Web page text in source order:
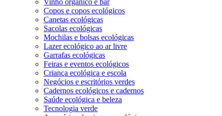
Copos e copos ecológicos
Canetas ecológicas
Sacolas ecológicas
Mochilas e bolsas ecológicas
Lazer ecológico ao ar livre
Garrafas ecológicas
Feiras e eventos ecológicos
Criança ecológica e escola
Negócios e escritórios verdes
Cadernos ecológicos e cadernos
Saúde ecológica e beleza
Tecnologia verde